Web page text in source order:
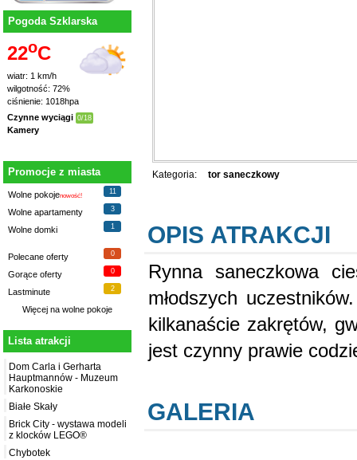
Pogoda Szklarska
22oC
wiatr: 1 km/h
wilgotność: 72%
ciśnienie: 1018hpa
Czynne wyciągi 0/18
Kamery
Promocje z miasta
Wolne pokojenowość!
11
Wolne apartamenty 3
Wolne domki 1
Polecane oferty 0
Gorące oferty 0
Lastminute 2
Więcej na wolne pokoje
Lista atrakcji
Dom Carla i Gerharta
Hauptmannów - Muzeum
Karkonoskie
Białe Skały
Brick City - wystawa modeli
z klocków LEGO®
Chybotek
Kategoria: tor saneczkowy
OPIS ATRAKCJI
Rynna saneczkowa
młodszych
kilkanaście zakrętów,
jest czynny prawie
GALERIA